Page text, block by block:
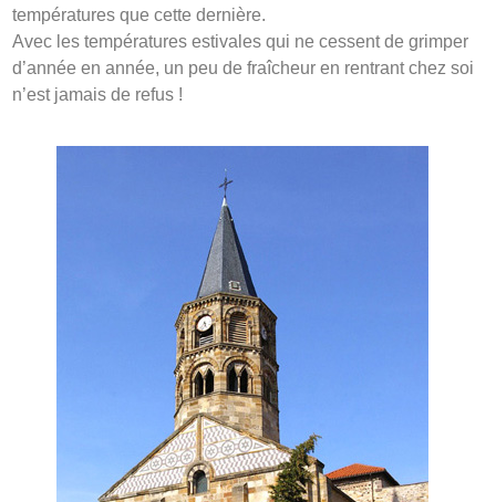
températures que cette dernière.
Avec les températures estivales qui ne cessent de grimper
d’année en année, un peu de fraîcheur en rentrant chez soi
n’est jamais de refus !